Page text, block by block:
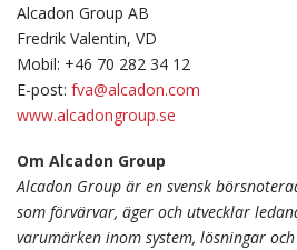
Alcadon Group AB
Fredrik Valentin, VD
Mobil: +46 70 282 34 12
E-post: fva@alcadon.com
www.alcadongroup.se
Om Alcadon Group
Alcadon Group är en svensk
som förvärvar, äger och utvecklar
varumärken inom system, lösningar